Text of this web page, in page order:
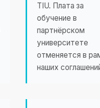
TIU. Плата за
обучение в
партнёрском
университете
отменяется в
наших